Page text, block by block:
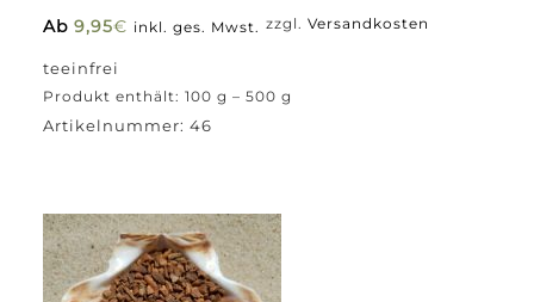
Ab 9,95€ inkl. ges. Mwst.
teeinfrei
zzgl. Versandkosten
Produkt enthält: 100 g – 500 g
Artikelnummer: 46